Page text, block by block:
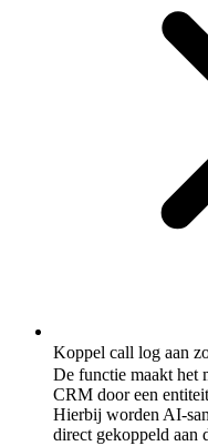
Koppel call log aan
De functie maakt het
CRM door een
Hierbij worden AI-
direct gekoppeld aan